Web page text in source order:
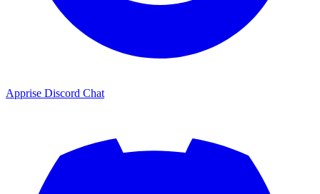
Apprise Discord Chat